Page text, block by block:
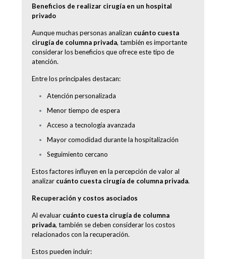
Beneficios de realizar cirugía en un hospital
privado
Aunque muchas personas analizan cuánto cuesta
cirugía de columna privada, también es importante
considerar los beneficios que ofrece este tipo de
atención.
Entre los principales destacan:
Atención personalizada
Menor tiempo de espera
Acceso a tecnología avanzada
Mayor comodidad durante la hospitalización
Seguimiento cercano
Estos factores influyen en la percepción de valor al
analizar cuánto cuesta cirugía de columna privada.
Recuperación y costos asociados
Al evaluar cuánto cuesta cirugía de columna
privada, también se deben considerar los costos
relacionados con la recuperación.
Estos pueden incluir: